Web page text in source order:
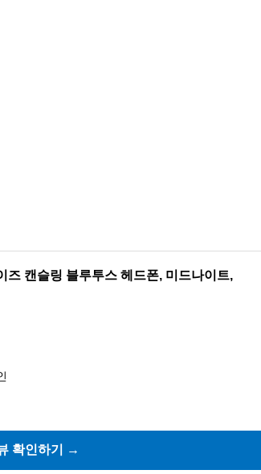
캔슬링 블루투스 헤드폰, 미드나이트,
확인하기 →